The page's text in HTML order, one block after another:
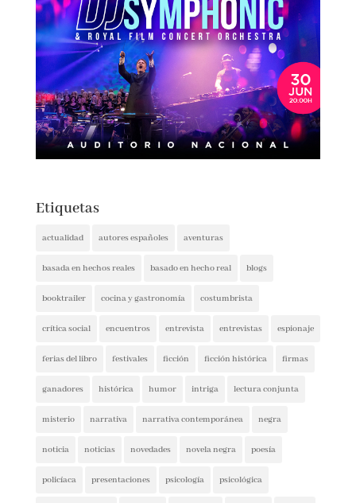
Etiquetas
actualidad autores españoles aventuras
basada en hechos reales basado en hecho real blogs
booktrailer cocina y gastronomía costumbrista
crítica social encuentros entrevista entrevistas espionaje
ferias del libro festivales ficción ficción histórica firmas
ganadores histórica humor intriga lectura conjunta
misterio narrativa narrativa contemporánea negra
noticia noticias novedades novela negra poesía
policíaca presentaciones psicología psicológica